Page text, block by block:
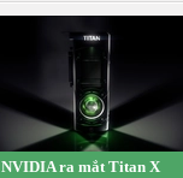
NVIDIA ra mắt Titan X